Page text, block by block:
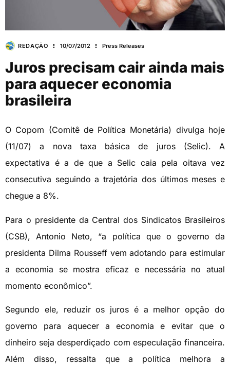
REDAÇÃO 10/07/2012 Press Releases
Juros precisam cair ainda mais
para aquecer economia
brasileira
O Copom (Comitê de Política Monetária) divulga hoje
(11/07) a nova taxa básica de juros (Selic). A
expectativa é a de que a Selic caia pela oitava vez
consecutiva seguindo a trajetória dos últimos meses e
chegue a 8%.
Para o presidente da Central dos Sindicatos Brasileiros
(CSB), Antonio Neto, “a política que o governo da
presidenta Dilma Rousseff vem adotando para estimular
a economia se mostra eficaz e necessária no atual
momento econômico”.
Segundo ele, reduzir os juros é a melhor opção do
governo para aquecer a economia e evitar que o
dinheiro seja desperdiçado com especulação financeira.
Além disso, ressalta que a política melhora a